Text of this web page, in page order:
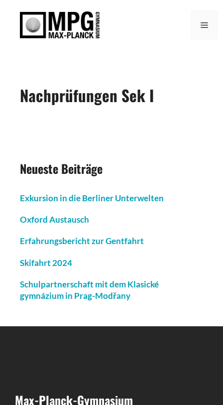
springen
Nachprüfungen Sek I
Neueste Beiträge
Exkursion in die Berliner Unterwelten
Oxford Austausch
Erfahrungsbericht zur Gentfahrt
Skifahrt 2024
Schulpartnerschaft mit dem Klasické
gymnázium in Prag-Modřany
Max-Planck-Gymnasium